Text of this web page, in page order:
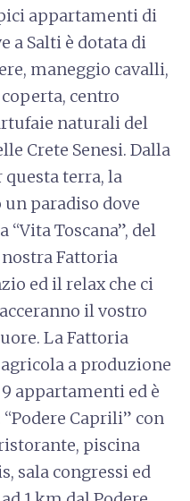
appartamenti di
a Salti è dotata di
maneggio cavalli,
centro
naturali del
Crete Senesi. Dalla
terra, la
paradiso dove
Toscana”, del
Fattoria
ed il relax che ci
il vostro
La Fattoria
a produzione
appartamenti ed è
Caprili” con
piscina
sala congressi ed